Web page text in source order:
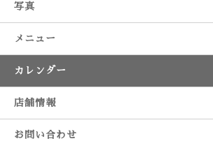
写真
メニュー
カレンダー
店舗情報
お問い合わせ